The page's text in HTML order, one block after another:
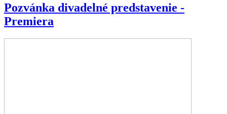
Pozvánka divadelné predstavenie -
Premiera